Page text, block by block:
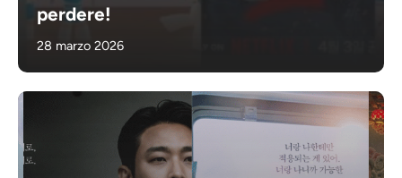
perdere!
28 marzo 2026